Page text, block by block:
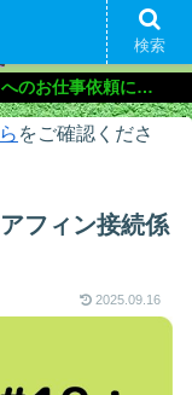
やすだ へのお仕事依頼について
をご確認くださ
フィン接続係
2025.09.16
検索